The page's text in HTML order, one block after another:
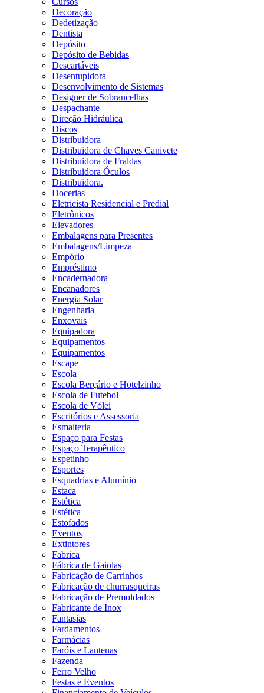
Decoração
Dedetização
Dentista
Depósito
Depósito de Bebidas
Descartáveis
Desentupidora
Desenvolvimento de Sistemas
Designer de Sobrancelhas
Despachante
Direção Hidráulica
Discos
Distribuidora
Distribuidora de Chaves Canivete
Distribuidora de Fraldas
Distribuidora Óculos
Distribuidora.
Docerias
Eletricista Residencial e Predial
Eletrônicos
Elevadores
Embalagens para Presentes
Embalagens/Limpeza
Empório
Empréstimo
Encadernadora
Encanadores
Energia Solar
Engenharia
Enxovais
Equipadora
Equipamentos
Equipamentos
Escape
Escola
Escola Berçário e Hotelzinho
Escola de Futebol
Escola de Vólei
Escritórios e Assessoria
Esmalteria
Espaço para Festas
Espaço Terapêutico
Espetinho
Esportes
Esquadrias e Alumínio
Estaca
Estética
Estética
Estofados
Eventos
Extintores
Fabrica
Fábrica de Gaiolas
Fabricação de Carrinhos
Fabricação de churrasqueiras
Fabricação de Premoldados
Fabricante de Inox
Fantasias
Fardamentos
Farmácias
Faróis e Lantenas
Fazenda
Ferro Velho
Festas e Eventos